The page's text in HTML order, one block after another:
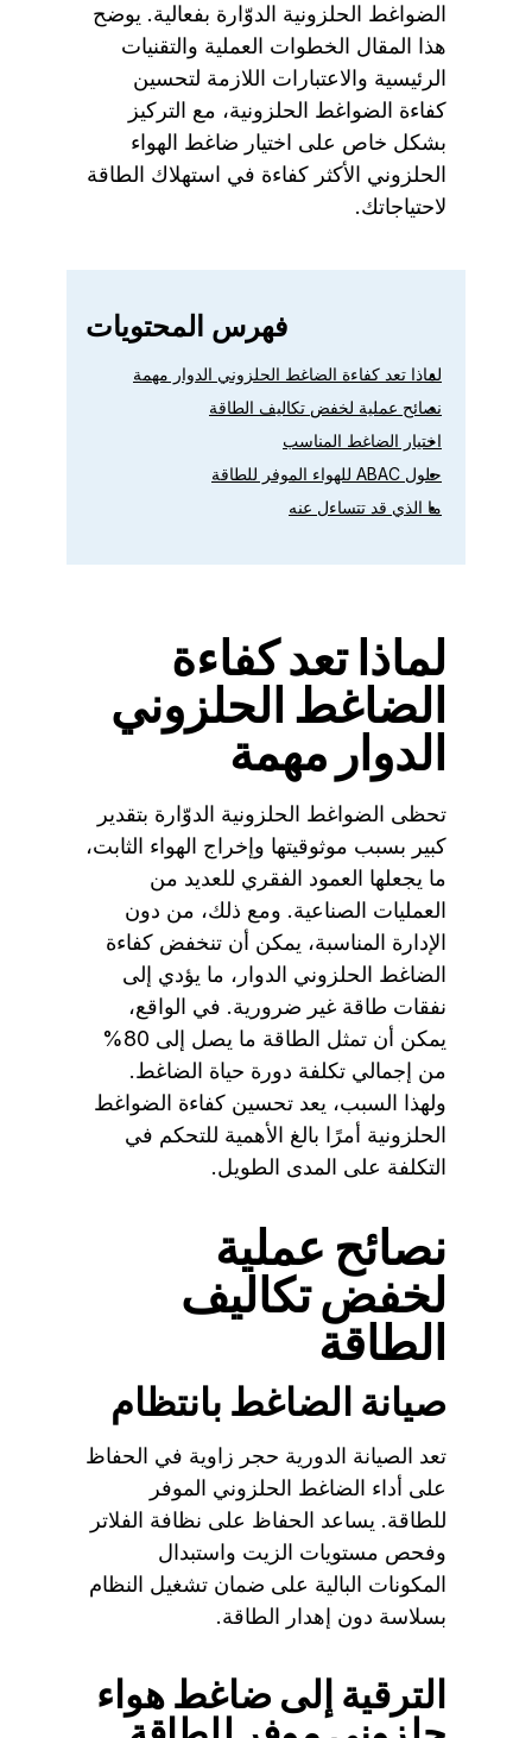
الضواغط الحلزونية الدوّارة بفعالية. يوضح
هذا المقال الخطوات العملية والتقنيات
الرئيسية والاعتبارات اللازمة لتحسين
كفاءة الضواغط الحلزونية، مع التركيز
بشكل خاص على اختيار ضاغط الهواء
الحلزوني الأكثر كفاءة في استهلاك الطاقة
لاحتياجاتك.
فهرس المحتويات
لماذا تعد كفاءة الضاغط الحلزوني الدوار مهمة
نصائح عملية لخفض تكاليف الطاقة
اختيار الضاغط المناسب
حلول ABAC للهواء الموفر للطاقة
ما الذي قد تتساءل عنه
لماذا تعد كفاءة
الضاغط الحلزوني
الدوار مهمة
تحظى الضواغط الحلزونية الدوّارة بتقدير
كبير بسبب موثوقيتها وإخراج الهواء الثابت،
ما يجعلها العمود الفقري للعديد من
العمليات الصناعية. ومع ذلك، من دون
الإدارة المناسبة، يمكن أن تنخفض كفاءة
الضاغط الحلزوني الدوار، ما يؤدي إلى
نفقات طاقة غير ضرورية. في الواقع،
يمكن أن تمثل الطاقة ما يصل إلى 80%
من إجمالي تكلفة دورة حياة الضاغط.
ولهذا السبب، يعد تحسين كفاءة الضواغط
الحلزونية أمرًا بالغ الأهمية للتحكم في
التكلفة على المدى الطويل.
نصائح عملية
لخفض تكاليف
الطاقة
صيانة الضاغط بانتظام
تعد الصيانة الدورية حجر زاوية في الحفاظ
على أداء الضاغط الحلزوني الموفر
للطاقة. يساعد الحفاظ على نظافة الفلاتر
وفحص مستويات الزيت واستبدال
المكونات البالية على ضمان تشغيل النظام
بسلاسة دون إهدار الطاقة.
الترقية إلى ضاغط هواء